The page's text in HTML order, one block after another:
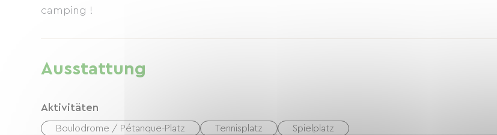
camping !
Ausstattung
Aktivitäten
Boulodrome / Pétanque-Platz Tennisplatz Spielplatz